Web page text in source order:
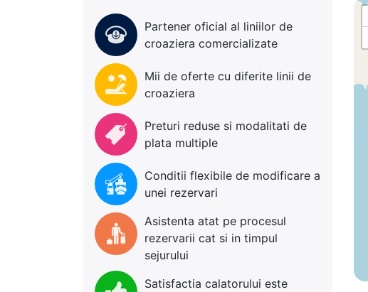
Partener oficial al liniilor de
croaziera comercializate
Mii de oferte cu diferite linii de
croaziera
Preturi reduse si modalitati de
plata multiple
Conditii flexibile de modificare a
unei rezervari
Asistenta atat pe procesul
rezervarii cat si in timpul
sejurului
Satisfactia calatorului este